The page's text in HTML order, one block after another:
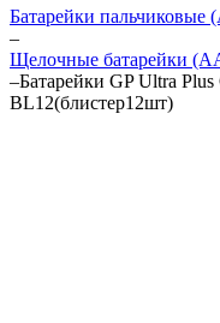
Батарейки пальчиковые
–
Щелочные батарейки
–Батарейки GP Ultra
BL12(блистер12шт)